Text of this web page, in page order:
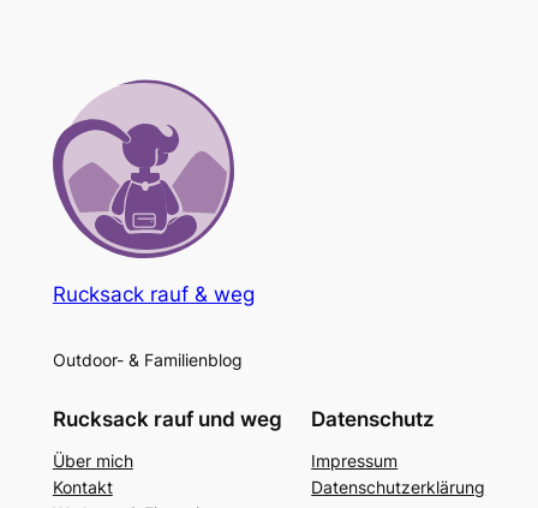
Rucksack rauf & weg
Outdoor- & Familienblog
Rucksack rauf und weg
Über mich
Kontakt
Datenschutz
Impressum
Datenschutzerklärung